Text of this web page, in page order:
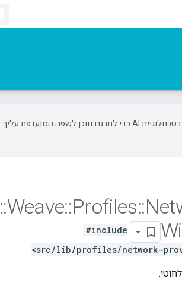
‫Google משתמשת בטכנולוגיית AI כדי לתרגם תוכן לשפה המועדפת עליך.
::Weave::Profiles::
#include
<src/lib/profiles/network-